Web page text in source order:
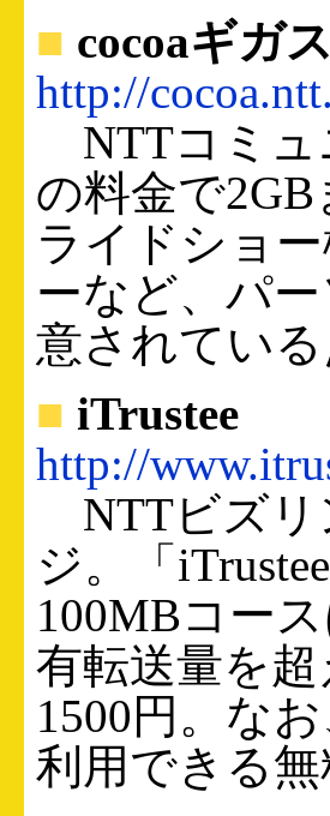
■ cocoaギガ
http://
NTTコミュ
の料金で
ライドショ
ーなど、パ
意されてい
■ iTrustee
http://
NTTビズリ
ジ。「
100MBコー
有転送量を
1500円。な
利用できる